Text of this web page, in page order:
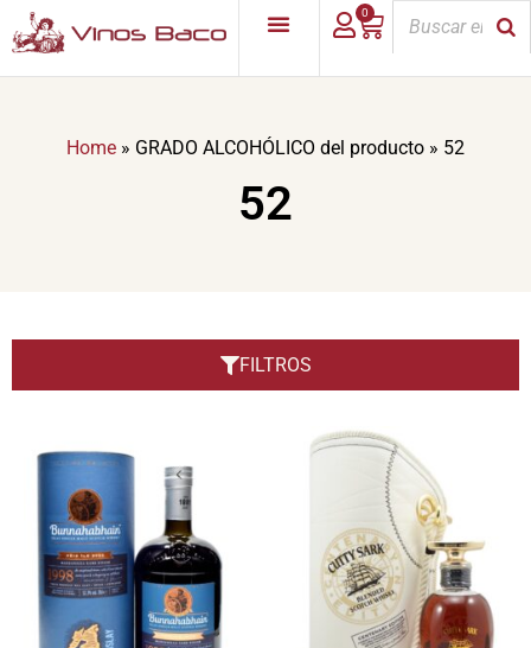
0
Home » GRADO ALCOHÓLICO del producto » 52
52
FILTROS